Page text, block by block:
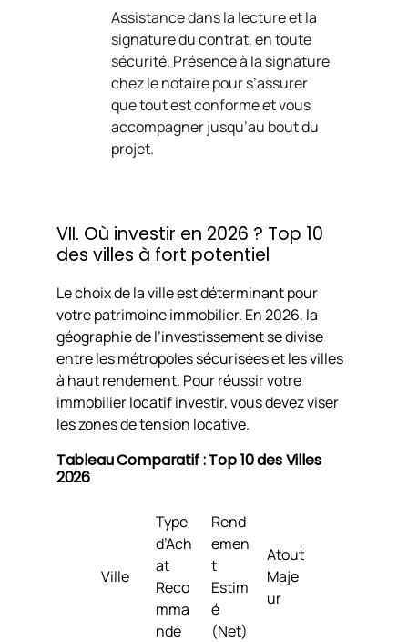
Assistance dans la lecture et la
signature du contrat, en toute
sécurité. Présence à la signature
chez le notaire pour s’assurer
que tout est conforme et vous
accompagner jusqu’au bout du
projet.
VII. Où investir en 2026 ? Top 10
des villes à fort potentiel
Le choix de la ville est déterminant pour
votre patrimoine immobilier. En 2026, la
géographie de l’investissement se divise
entre les métropoles sécurisées et les villes
à haut rendement. Pour réussir votre
immobilier locatif investir, vous devez viser
les zones de tension locative.
Tableau Comparatif : Top 10 des Villes
2026
Ville
Type
d’Ach
at
Reco
mma
ndé
Rend
emen
t
Estim
é
(Net)
Atout
Maje
ur